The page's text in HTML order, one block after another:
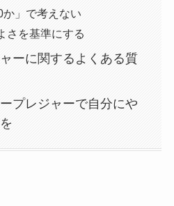
か」で考えない
さを基準にする
ーに関するよくある質
プレジャーで自分にや